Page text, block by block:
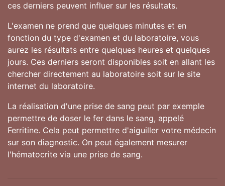
ces derniers peuvent influer sur les résultats.
L'examen ne prend que quelques minutes et en
fonction du type d'examen et du laboratoire, vous
aurez les résultats entre quelques heures et quelques
jours. Ces derniers seront disponibles soit en allant les
chercher directement au laboratoire soit sur le site
internet du laboratoire.
La réalisation d'une prise de sang peut par exemple
permettre de doser le fer dans le sang, appelé
Ferritine. Cela peut permettre d'aiguiller votre médecin
sur son diagnostic. On peut également mesurer
l'hématocrite via une prise de sang.